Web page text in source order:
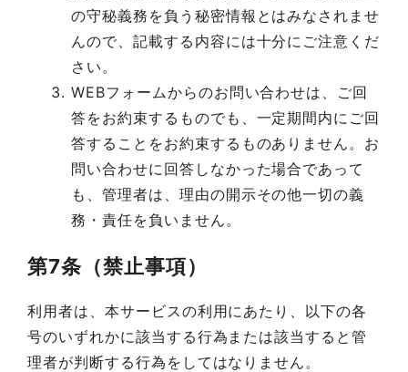
の守秘義務を負う秘密情報とはみなされませ
んので、記載する内容には十分にご注意くだ
さい。
WEBフォームからのお問い合わせは、ご回
答をお約束するものでも、一定期間内にご回
答することをお約束するものありません。お
問い合わせに回答しなかった場合であって
も、管理者は、理由の開示その他一切の義
務・責任を負いません。
第7条（禁止事項）
利用者は、本サービスの利用にあたり、以下の各
号のいずれかに該当する行為または該当すると管
理者が判断する行為をしてはなりません。